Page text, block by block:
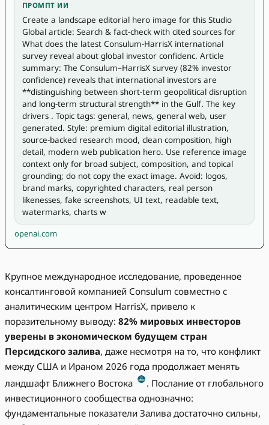
ПРОМПТ ИИ
Create a landscape editorial hero image for this Studio
Global article: Search & fact-check with cited sources for
What does the latest Consulum-HarrisX international
survey reveal about global investor confidenc. Article
summary: The Consulum–HarrisX survey (82% investor
confidence) reveals that international investors are
**distinguishing between short-term geopolitical disruption
and long-term structural strength** in the Gulf. The key
drivers . Topic tags: general, news, general web, user
generated. Style: premium digital editorial illustration,
source-backed research mood, clean composition, high
detail, modern web publication hero. Use reference image
context only for broad subject, composition, and topical
grounding; do not copy the exact image. Avoid: logos,
brand marks, copyrighted characters, real person
likenesses, fake screenshots, UI text, readable text,
watermarks, charts w
openai.com
Крупное международное исследование, проведенное
консалтинговой компанией Consulum совместно с
аналитическим центром HarrisX, привело к
поразительному выводу: 82% мировых инвесторов
уверены в экономическом будущем стран
Персидского залива, даже несмотря на то, что конфликт
между США и Ираном 2026 года продолжает менять
ландшафт Ближнего Востока
. Послание от глобального
инвестиционного сообщества однозначно:
фундаментальные показатели Залива достаточно сильны,